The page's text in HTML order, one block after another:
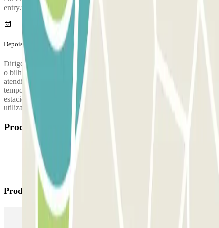
entry.method.aena
Depois da tua viagem
Dirige-te ao posto de controlo (ou caixa automática) para validades
o bilhete que recolheste à entrada.
atendimento ao cliente: Apenas perante o caso de teres superado o
tempo da tua reserva é que deverás pagar a diferença no parque de
estacionamento. De seguida, conduz até à saída com o teu veículo e
utiliza este bilhete para abrir a cancela.
Produtos disponíveis
Produtos Parclick